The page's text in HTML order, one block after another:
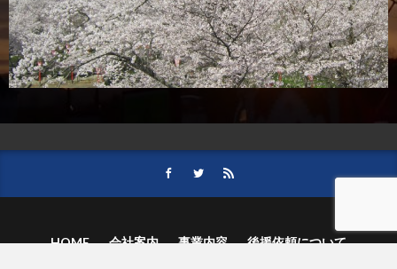
HOME 会社案内 事業内容
後援依頼について